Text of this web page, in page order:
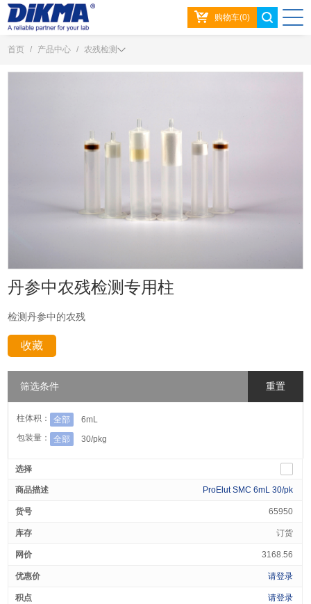
购物车(0)
首页 / 产品中心 / 农残检测
丹参中农残检测专用柱
检测丹参中的农残
收藏
筛选条件 重置
柱体积： 全部
6mL
包装量：
全部 30/pkg
ProElut SMC 6mL 30/pk
65950
订货
3168.56
请登录
请登录